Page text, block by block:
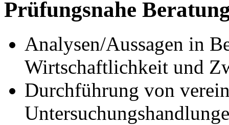
Prüfungsnahe
Analysen/Aussagen in
Wirtschaftlichkeit und
Durchführung von